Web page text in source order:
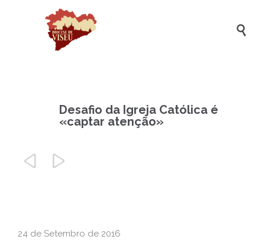

Desafio da Igreja Católica é
«captar atenção»
 
24 de Setembro de 2016